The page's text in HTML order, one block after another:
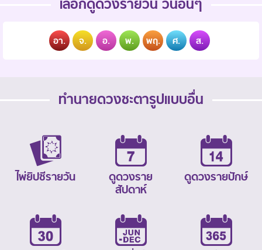
เลือกดูดวงรายวัน วันอื่นๆ
อา. จ. อ. พ. พฤ. ศ. ส.
ทำนายดวงชะตารูปแบบอื่น
ไพ่ยิปซีรายวัน
ดูดวงราย
สัปดาห์
ดูดวงรายปักษ์